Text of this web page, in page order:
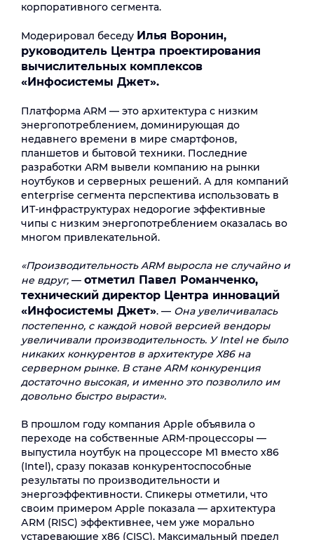
корпоративного сегмента.
Модерировал беседу Илья Воронин,
руководитель Центра проектирования
вычислительных комплексов
«Инфосистемы Джет».
Платформа ARM — это архитектура с низким
энергопотреблением, доминирующая до
недавнего времени в мире смартфонов,
планшетов и бытовой техники. Последние
разработки ARM вывели компанию на рынки
ноутбуков и серверных решений. А для компаний
enterprise сегмента перспектива использовать в
ИТ-инфраструктурах недорогие эффективные
чипы с низким энергопотреблением оказалась во
многом привлекательной.
«Производительность ARM выросла не случайно и
не вдруг, — отметил Павел Романченко,
технический директор Центра инноваций
«Инфосистемы Джет». — Она увеличивалась
постепенно, с каждой новой версией вендоры
увеличивали производительность. У Intel не было
никаких конкурентов в архитектуре X86 на
серверном рынке. В стане ARM конкуренция
достаточно высокая, и именно это позволило им
довольно быстро вырасти».
В прошлом году компания Apple объявила о
переходе на собственные ARM-процессоры —
выпустила ноутбук на процессоре M1 вместо x86
(Intel), сразу показав конкурентоспособные
результаты по производительности и
энергоэффективности. Спикеры отметили, что
своим примером Apple показала — архитектура
АRМ (RISC) эффективнее, чем уже морально
устаревающие x86 (CISC). Максимальный предел